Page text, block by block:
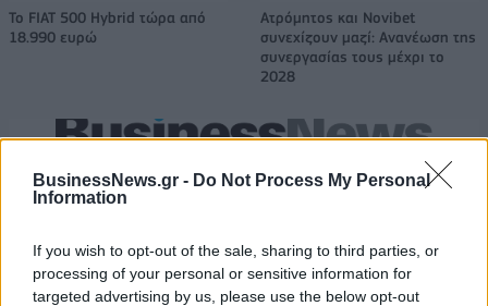
BusinessNews.gr - Do Not Process My Personal
Information
If you wish to opt-out of the sale, sharing to third parties, or
processing of your personal or sensitive information for
targeted advertising by us, please use the below opt-out
Το FIAT 500 Hybrid τώρα από
18.990 ευρώ
Ατρόμητος και Novibet
συνεχίζουν μαζί: Ανανέωση της
συνεργασίας τους μέχρι το
2028
18η συνεχόμενη χρονιά για τον ΟΤΕ στη διεθνή σειρά δεικτών
FTSE4Good
Alpha Bank: Για πρώτη φορά το Αρχαίο Θέατρο Επιδαύρου άνοιξε τις
πύλες του σε όλους